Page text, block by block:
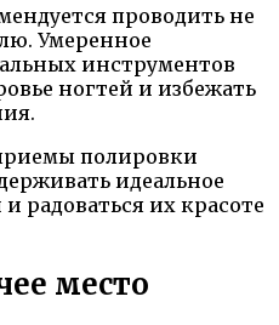
проводить не
Умеренное
инструментов
ногтей и избежать
полировки
идеальное
радоваться их красоте
место